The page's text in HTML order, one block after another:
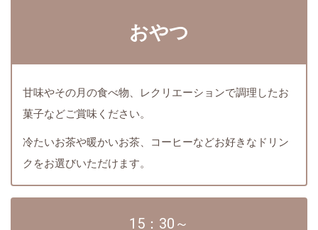
おやつ
甘味やその月の食べ物、レクリエーションで調理したお
菓子などご賞味ください。
冷たいお茶や暖かいお茶、コーヒーなどお好きなドリン
クをお選びいただけます。
15：30～